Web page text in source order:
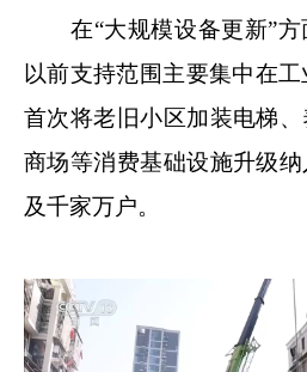
在“大规模设备更新”方
以前支持范围主要集中在
首次将老旧小区加装电梯、
商场等消费基础设施升级
及千家万户。